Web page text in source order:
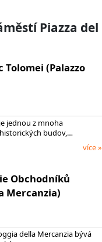
Piazza del
Tolomei (Palazzo
jednou z mnoha
budov,…
více »
Obchodníků
Mercanzia)
della Mercanzia bývá